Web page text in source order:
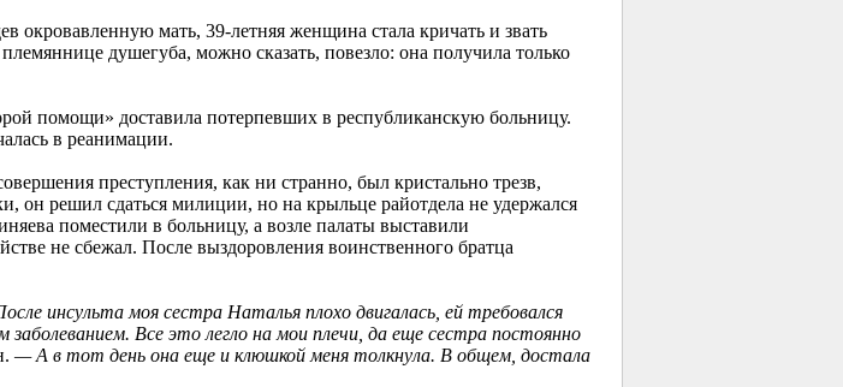
окровавленную мать, 39-летняяженщина стала кричать и звать
душегуба, можно сказать, повезло: она получила только
помощи» доставила потерпевших в республиканскую больницу.
в реанимации.
преступления, как ни странно, был кристально трезв,
он решил сдаться милиции, но на крыльце райотдела не удержался
поместили в больницу, а возле палаты выставили
не сбежал. После выздоровления воинственного братца
инсульта моя сестра Наталья плохо двигалась, ей требовался
Все это легло на мои плечи, да еще сестра постоянно
— А в тот день она еще и клюшкой меня толкнула. В общем, достала